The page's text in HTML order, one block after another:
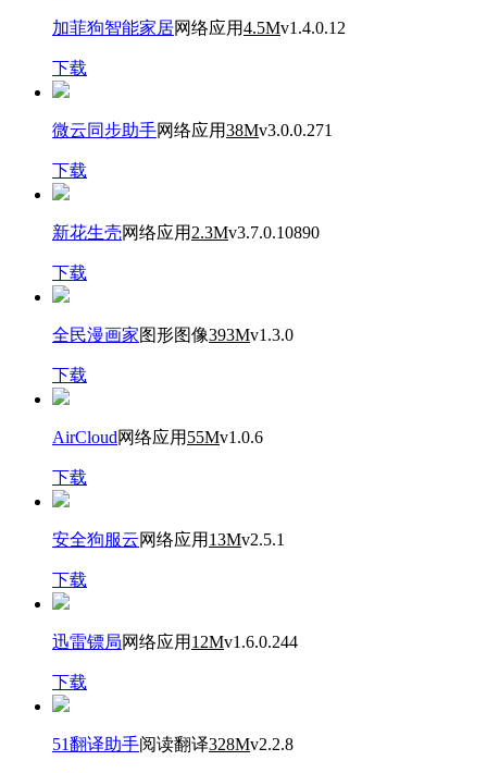
加菲狗智能家居网络应用4.5Mv1.4.0.12
下载
微云同步助手网络应用38Mv3.0.0.271
下载
新花生壳网络应用 2.3Mv3.7.0.10890
下载
全民漫画家图形图像393Mv1.3.0
下载
AirCloud网络应用 55Mv1.0.6
下载
安全狗服云网络应用 13Mv2.5.1
下载
迅雷镖局网络应用 12Mv1.6.0.244
下载
51翻译助手阅读翻译328Mv2.2.8